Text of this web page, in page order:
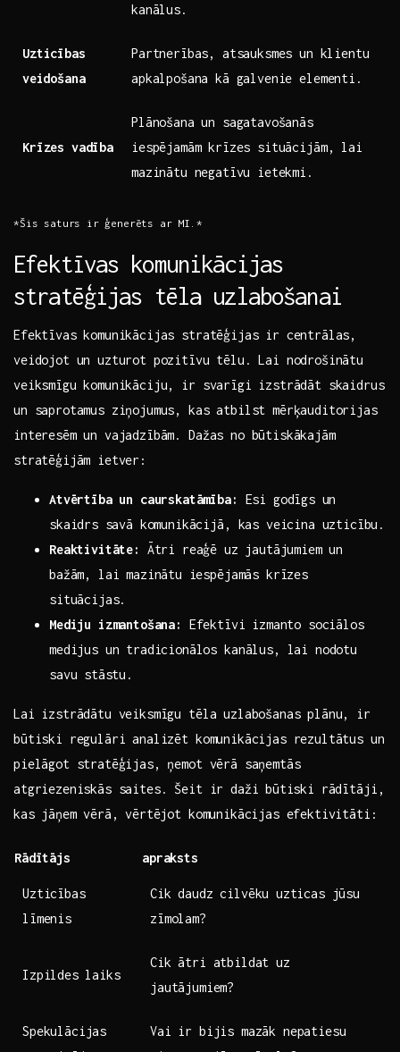
kanālus.
Uzticības
⁣veidošana
Partnerības, atsauksmes ⁣un klientu
apkalpošana kā galvenie ‌elementi.
Krīzes vadība
Plānošana un sagatavošanās
iespējamām krīzes situācijām, lai
mazinātu negatīvu ietekmi.
*Šis saturs ir ⁢ģenerēts⁣ ar MI.*
Efektīvas komunikācijas
stratēģijas tēla ​uzlabošanai
Efektīvas komunikācijas stratēģijas ir centrālas,⁣
veidojot un uzturot pozitīvu tēlu. Lai nodrošinātu
veiksmīgu ​komunikāciju, ir svarīgi izstrādāt skaidrus
un saprotamus ziņojumus, kas atbilst mērķauditorijas
interesēm​ un‍ vajadzībām. Dažas no būtiskākajām
stratēģijām ietver:
Atvērtība un ​caurskatāmība:
Esi godīgs⁤ un
skaidrs ⁣savā komunikācijā, kas veicina uzticību.
Reaktivitāte:
Ātri reaģē ⁣uz jautājumiem un
bažām, lai ‍mazinātu⁣ iespējamās krīzes
situācijas.
Mediju izmantošana:
Efektīvi⁤ izmanto sociālos
medijus un tradicionālos kanālus, lai​ nodotu
savu ⁤stāstu.
Lai izstrādātu veiksmīgu tēla uzlabošanas plānu, ir
būtiski regulāri analizēt komunikācijas rezultātus un
pielāgot stratēģijas, ‍ņemot vērā saņemtās
atgriezeniskās saites. Šeit ir daži ⁣būtiski rādītāji,
kas jāņem vērā,⁤ vērtējot komunikācijas efektivitāti:
Rādītājs apraksts
Uzticības
līmenis
Cik daudz cilvēku ⁣uzticas ⁤jūsu
zīmolam?
Izpildes ⁤laiks
Cik ātri atbildat uz⁢
jautājumiem?
Spekulācijas
Vai ir bijis mazāk nepatiesu